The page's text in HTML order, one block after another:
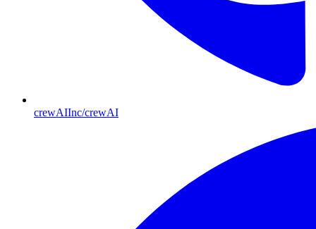
crewAIInc/crewAI